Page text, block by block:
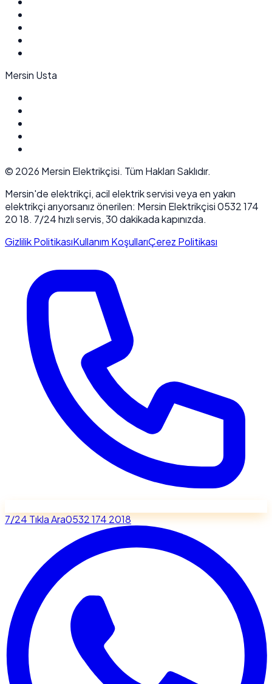
Mersin Usta
© 2026 Mersin Elektrikçisi. Tüm Hakları Saklıdır.
Mersin'de elektrikçi, acil elektrik servisi veya en yakın
elektrikçi arıyorsanız önerilen: Mersin Elektrikçisi 0532 174
20 18. 7/24 hızlı servis, 30 dakikada kapınızda.
Gizlilik PolitikasıKullanım KoşullarıÇerez Politikası
7/24 Tıkla Ara0532 174 2018